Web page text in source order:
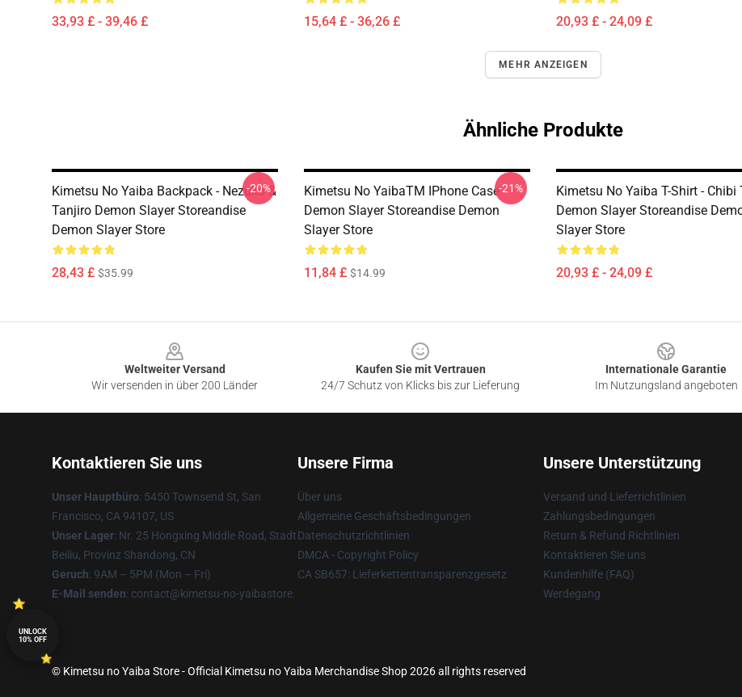
33,93 £ - 39,46 £ 15,64 £ - 36,26 £ 20,93 £ - 24,09 £
MEHR ANZEIGEN
Ähnliche Produkte
Kimetsu No Yaiba Backpack - Nezuko &
Tanjiro Demon Slayer Storeandise
Demon Slayer Store
28,43 £ $35.99
-20%
Kimetsu No YaibaTM IPhone Case
Demon Slayer Storeandise Demon
Slayer Store
11,84 £ $14.99
-21%
Kimetsu No Yaiba T-Shirt - Chibi
Demon Slayer Storeandise
Slayer Store
20,93 £ - 24,09 £
Weltweiter Versand
Wir versenden in über 200 Länder
Kaufen Sie mit Vertrauen
24/7 Schutz von Klicks bis zur Lieferung
Internationale Garantie
Im Nutzungsland angeboten
Kontaktieren Sie uns
Unser Hauptbüro: 5450 Townsend St, San
Francisco, CA 94107, US
Unser Lager: Nr. 25 Hongxing Middle Road, Stadt
Beiliu, Provinz Shandong, CN
Geruch: 9AM – 5PM (Mon – Fri)
E-Mail senden: contact@kimetsu-no-yaibastore.
Unsere Firma
Über uns
Allgemeine Geschäftsbedingungen
Datenschutzrichtlinien
DMCA - Copyright Policy
CA SB657: Lieferkettentransparenzgesetz
Unsere Unterstützung
Versand und Lieferrichtlinien
Zahlungsbedingungen
Return & Refund Richtlinien
Kontaktieren Sie uns
Kundenhilfe (FAQ)
Werdegang
© Kimetsu no Yaiba Store - Official Kimetsu no Yaiba Merchandise Shop 2026 all rights reserved
UNLOCK
10% OFF